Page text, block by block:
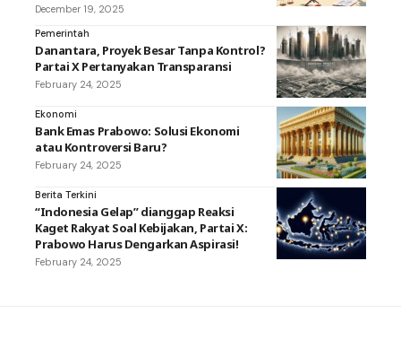
December 19, 2025
Pemerintah
Danantara, Proyek Besar Tanpa Kontrol?
Partai X Pertanyakan Transparansi
February 24, 2025
Ekonomi
Bank Emas Prabowo: Solusi Ekonomi
atau Kontroversi Baru?
February 24, 2025
Berita Terkini
“Indonesia Gelap” dianggap Reaksi
Kaget Rakyat Soal Kebijakan, Partai X:
Prabowo Harus Dengarkan Aspirasi!
February 24, 2025